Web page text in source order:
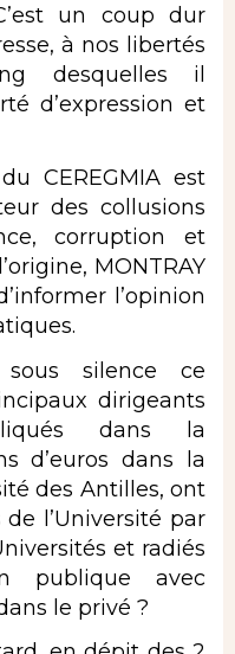
un coup dur
à nos libertés
desquelles il
d’expression et
CEREGMIA est
des collusions
corruption et
MONTRAY
l’opinion
silence ce
dirigeants
dans la
d’euros dans la
des Antilles, ont
l’Université par
et radiés
publique avec
le privé ?